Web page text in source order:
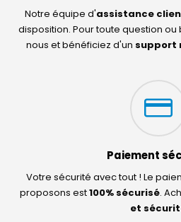
Notre équipe d'assistance
disposition. Pour toute question
nous et bénéficiez d'un support
Paiement
Votre sécurité avec tout ! Le
proposons est100% sécurisé.
et